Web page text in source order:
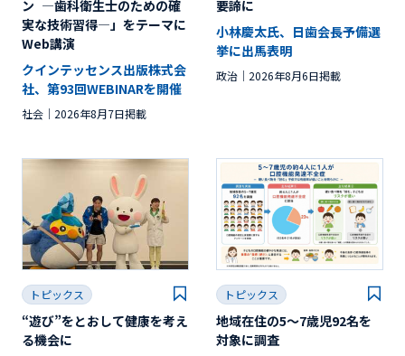
ン ―歯科衛生士のための確
実な技術習得―」をテーマに
Web講演
クインテッセンス出版株式会
社、第93回WEBINARを開催
社会 2026年8月7日掲載
要諦に
小林慶太氏、日歯会長予備選
挙に出馬表明
政治 2026年8月6日掲載
トピックス
“遊び”をとおして健康を考え
る機会に
トピックス
地域在住の5～7歳児92名を
対象に調査